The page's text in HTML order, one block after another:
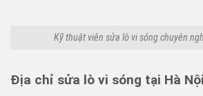
Kỹ thuật viên sửa lò vi sóng chuyên
Địa chỉ sửa lò vi sóng tại Hà